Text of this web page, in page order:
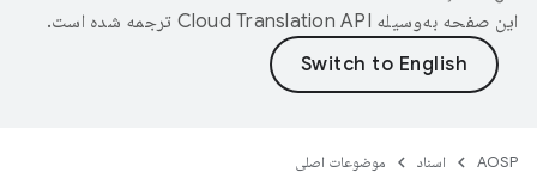
این صفحه به‌وسیله ترجمه شده است.
AOSP اسناد موضوعات اصلی